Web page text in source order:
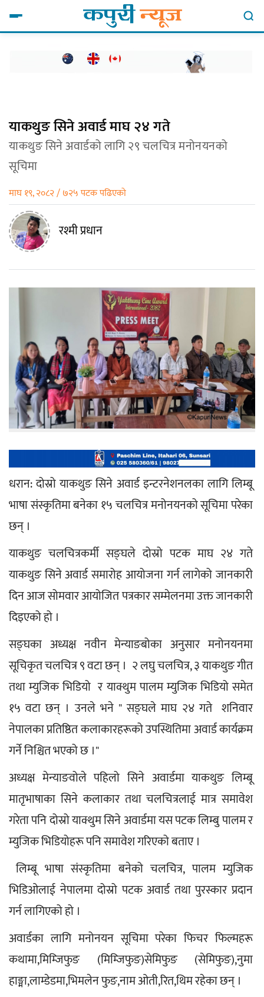
याकथुङ सिने अवार्ड माघ २४ गते
याकथुङ सिने अवार्डको लागि २९ चलचित्र मनोनयनको
सूचिमा
माघ १९, २०८२ / ७२५ पटक पढिएको
रश्मी प्रधान
धरान: दोस्रो याकथुङ सिने अवार्ड इन्टरनेशनलका लागि लिम्बू
भाषा संस्कृतिमा बनेका १५ चलचित्र मनोनयनको सूचिमा परेका
छन् ।
याकथुङ चलचित्रकर्मी सङ्घले दोस्रो पटक माघ २४ गते
याकथुङ सिने अवार्ड समारोह आयोजना गर्न लागेको जानकारी
दिन आज सोमवार आयोजित पत्रकार सम्मेलनमा उक्त जानकारी
दिइएको हो ।
सङ्घका अध्यक्ष नवीन मेन्याङबोका अनुसार मनोनयनमा
सूचिकृत चलचित्र ९ वटा छन् ।  २ लघु चलचित्र, ३ याकथुङ गीत
तथा म्युजिक भिडियो  र याक्थुम पालम म्युजिक भिडियो समेत
१५ वटा छन् । उनले भने " सङ्घले माघ २४ गते  शनिवार
नेपालका प्रतिष्ठित कलाकारहरूको उपस्थितिमा अवार्ड कार्यक्रम
गर्ने निश्चित भएको छ ।"
अध्यक्ष मेन्याङवोले पहिलो सिने अवार्डमा याकथुङ लिम्बू
मातृभाषाका सिने कलाकार तथा चलचित्रलाई मात्र समावेश
गरेता पनि दोस्रो याक्थुम सिने अवार्डमा यस पटक लिम्बु पालम र
म्युजिक भिडियोहरू पनि समावेश गरिएको बताए ।
लिम्बू भाषा संस्कृतिमा बनेको चलचित्र, पालम म्युजिक
भिडिओलाई नेपालमा दोस्रो पटक अवार्ड तथा पुरस्कार प्रदान
गर्न लागिएको हो ।
अवार्डका लागि मनोनयन सूचिमा परेका फिचर फिल्महरू
कथामा,मिम्जिफुङ (मिम्जिफुङ)सेमिफुङ (सेमिफुङ),नुमा
हाङ्मा,लाम्डेडमा,भिमलेन फुङ,नाम ओती,रित,थिम रहेका छन् ।